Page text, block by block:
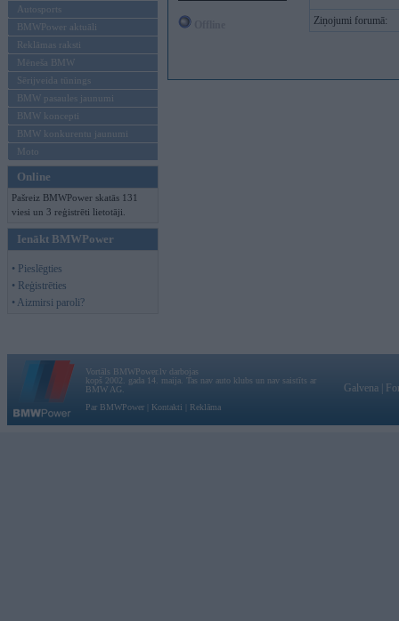
Autosports
BMWPower aktuāli
Reklāmas raksti
Mēneša BMW
Sērijveida tūnings
BMW pasaules jaunumi
BMW koncepti
BMW konkurentu jaunumi
Moto
Online
Pašreiz BMWPower skatās 131
viesi un 3 reģistrēti lietotāji.
Ienākt BMWPower
• Pieslēgties
• Reģistrēties
• Aizmirsi paroli?
Ziņojumi forumā:
Vortāls BMWPower.lv darbojas
kopš 2002. gada 14. maija. Tas nav auto klubs un nav saistīts ar
BMW AG.
Par BMWPower
Kontakti Reklāma
Galvena